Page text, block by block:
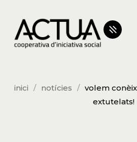
inici notícies
volem
extutelats!